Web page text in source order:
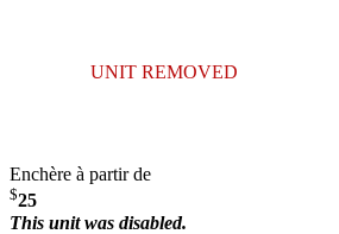
UNIT REMOVED
Enchère à partir de
$25
This unit was disabled.